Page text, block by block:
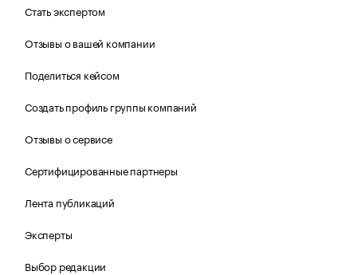
Стать экспертом
Отзывы о вашей компании
Поделиться кейсом
Создать профиль группы компаний
Отзывы о сервисе
Сертифицированные партнеры
Лента публикаций
Эксперты
Выбор редакции